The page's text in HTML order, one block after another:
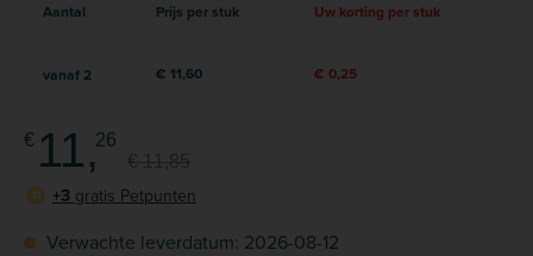
Verwachte leverdatum: 2026-08-12
Aantal Prijs per stuk Uw korting per stuk
vanaf 2 € 11,60 € 0,25
€ 11,26
P +3 gratis Petpunten